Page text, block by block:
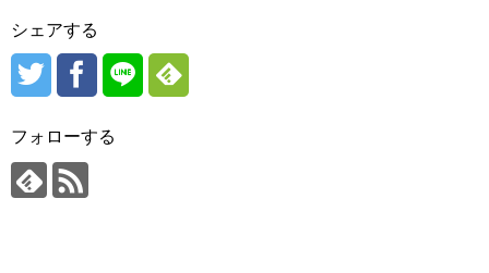
シェアする
フォローする